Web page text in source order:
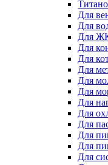
Для
Для
Для
Для
Для
Для
Для
Для
Для
Для
Для
Для
Для
Для